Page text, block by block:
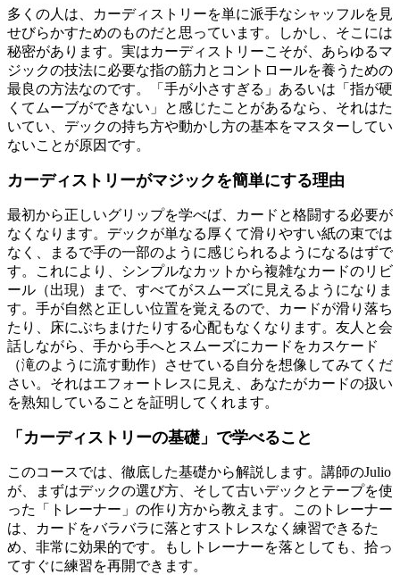
多くの人は、カーディストリーを単に派手なシャッフルを見
せびらかすためのものだと思っています。しかし、そこには
秘密があります。実はカーディストリーこそが、あらゆるマ
ジックの技法に必要な指の筋力とコントロールを養うための
最良の方法なのです。「手が小さすぎる」あるいは「指が硬
くてムーブができない」と感じたことがあるなら、それはた
いてい、デックの持ち方や動かし方の基本をマスターしてい
ないことが原因です。
カーディストリーがマジックを簡単にする理由
最初から正しいグリップを学べば、カードと格闘する必要が
なくなります。デックが単なる厚くて滑りやすい紙の束では
なく、まるで手の一部のように感じられるようになるはずで
す。これにより、シンプルなカットから複雑なカードのリビ
ール（出現）まで、すべてがスムーズに見えるようになりま
す。手が自然と正しい位置を覚えるので、カードが滑り落ち
たり、床にぶちまけたりする心配もなくなります。友人と会
話しながら、手から手へとスムーズにカードをカスケード
（滝のように流す動作）させている自分を想像してみてくだ
さい。それはエフォートレスに見え、あなたがカードの扱い
を熟知していることを証明してくれます。
「カーディストリーの基礎」で学べること
このコースでは、徹底した基礎から解説します。講師のJulio
が、まずはデックの選び方、そして古いデックとテープを使
った「トレーナー」の作り方から教えます。このトレーナー
は、カードをバラバラに落とすストレスなく練習できるた
め、非常に効果的です。もしトレーナーを落としても、拾っ
てすぐに練習を再開できます。